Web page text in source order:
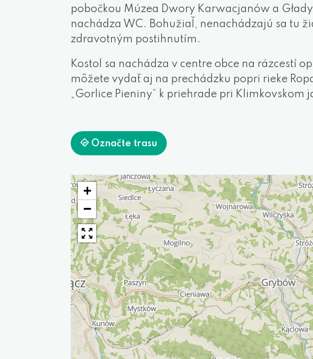
pobočkou Múzea Dwory Karwacjanów a
nachádza WC. Bohužiaľ, nenachádzajú sa tu
zdravotným postihnutím.
Kostol sa nachádza v centre obce na rázcestí
môžete vydať aj na prechádzku popri rieke
„Gorlice Pieniny“ k priehrade pri Klimkovskom
Označte trasu
+
−